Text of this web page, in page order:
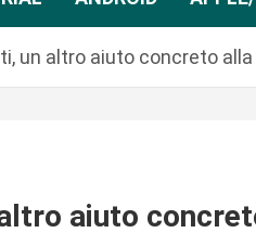
un altro aiuto concreto
aiuto